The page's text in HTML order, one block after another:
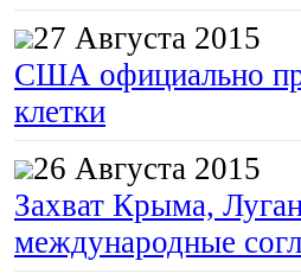
27 Августа 2015
США официально
клетки
26 Августа 2015
Захват Крыма,
международные